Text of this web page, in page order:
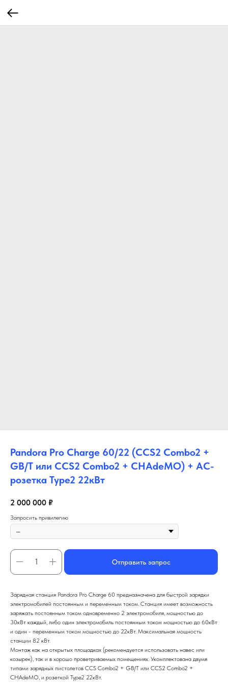
Pandora Pro Charge 60/22 (CCS2 Combo2 +
GB/T или CCS2 Combo2 + CHAdeMO) + АС-
розетка Type2 22кВт
2 000 000 ₽
Запросить привилегию
Отправить запрос
Зарядная станция Pandora Pro Charge 60 предназначена для быстрой зарядки
электромобилей постоянным и переменным током. Станция имеет возможность
заряжать постоянным током одновременно 2 электромобиля, мощностью до
30кВт каждый, либо один электромобиль постоянным током мощностью до 60кВт
и один - переменным током мощностью до 22кВт. Максимальная мощность
станции 82 кВт.
Монтаж как на открытых площадках (рекомендуется использовать навес или
козырек), так и в хорошо проветриваемых помещениях. Укомплектована двумя
типами зарядных пистолетов CCS Combo2 + GB/T или CCS2 Combo2 +
CHAdeMO, и розеткой Type2 22кВт.